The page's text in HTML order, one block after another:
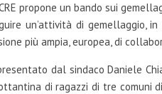
propone un bando sui
un’attività di gemellaggio,
più ampia, europea, di
dal sindaco Daniele
di ragazzi di tre comuni